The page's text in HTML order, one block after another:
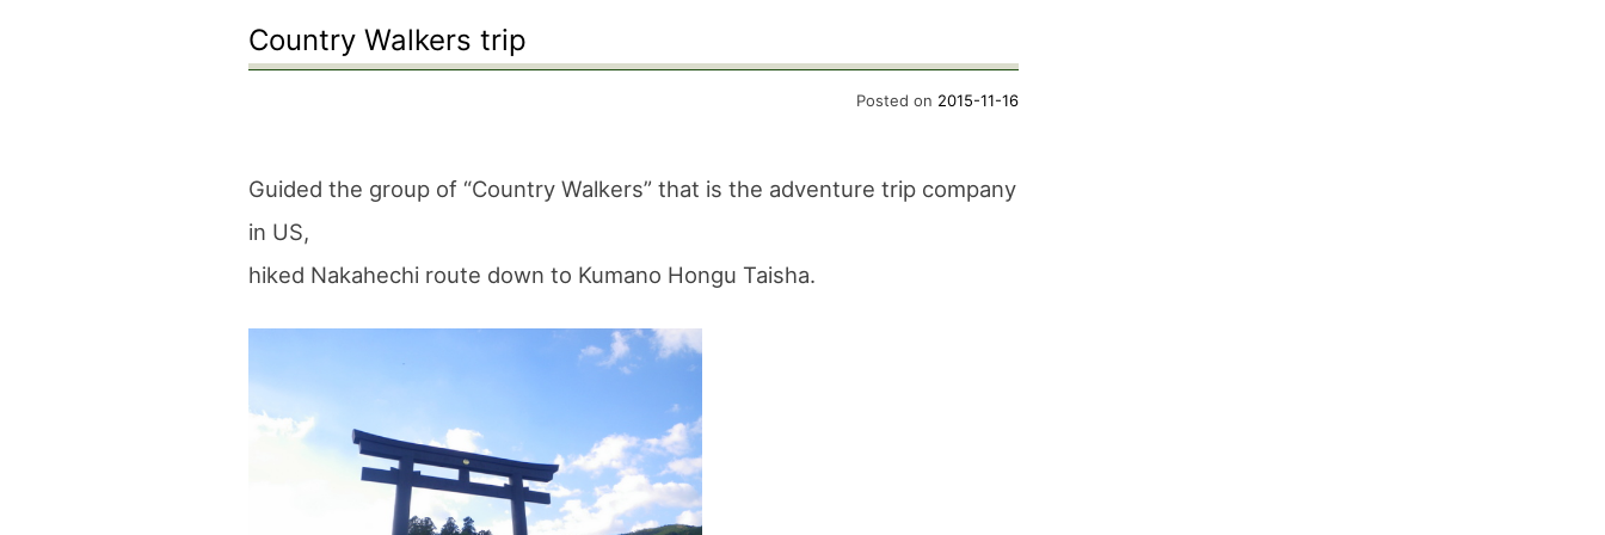
Country Walkers trip
Posted on 2015-11-16
Guided the group of “Country Walkers” that is the adventure trip company
in US,
hiked Nakahechi route down to Kumano Hongu Taisha.